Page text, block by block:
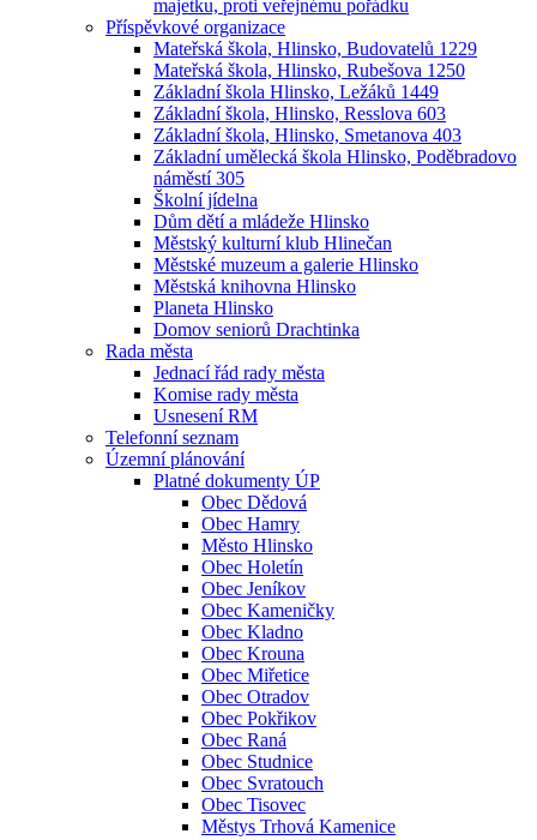
majetku, proti veřejnému pořádku
Příspěvkové organizace
Mateřská škola, Hlinsko, Budovatelů 1229
Mateřská škola, Hlinsko, Rubešova 1250
Základní škola Hlinsko, Ležáků 1449
Základní škola, Hlinsko, Resslova 603
Základní škola, Hlinsko, Smetanova 403
Základní umělecká škola Hlinsko, Poděbradovo
náměstí 305
Školní jídelna
Dům dětí a mládeže Hlinsko
Městský kulturní klub Hlinečan
Městské muzeum a galerie Hlinsko
Městská knihovna Hlinsko
Planeta Hlinsko
Domov seniorů Drachtinka
Rada města
Jednací řád rady města
Komise rady města
Usnesení RM
Telefonní seznam
Územní plánování
Platné dokumenty ÚP
Obec Dědová
Obec Hamry
Město Hlinsko
Obec Holetín
Obec Jeníkov
Obec Kameničky
Obec Kladno
Obec Krouna
Obec Miřetice
Obec Otradov
Obec Pokřikov
Obec Raná
Obec Studnice
Obec Svratouch
Obec Tisovec
Městys Trhová Kamenice